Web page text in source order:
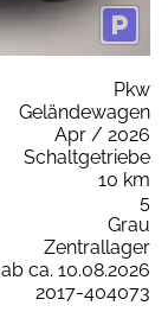
Pkw
Geländewagen
Apr / 2026
Schaltgetriebe
10 km
5
Grau
Zentrallager
ab ca. 10.08.2026
2017-404073